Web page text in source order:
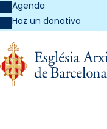
Agenda
Haz un donativo